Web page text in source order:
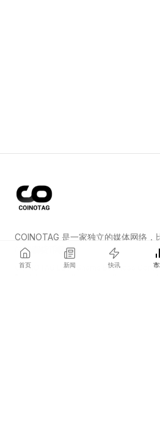
首页 新闻 快讯
COINOTAG 是一家独立的媒体网络，
的加密货币新闻。
COINOTAG LLC · Shams Business